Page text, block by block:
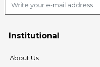
Institutional
About Us